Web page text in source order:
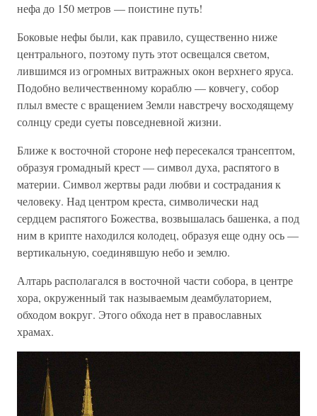
нефа до 150 метров — поистине путь!
Боковые нефы были, как правило, существенно ниже
центрального, поэтому путь этот освещался светом,
лившимся из огромных витражных окон верхнего яруса.
Подобно величественному кораблю — ковчегу, собор
плыл вместе с вращением Земли навстречу восходящему
солнцу среди суеты повседневной жизни.
Ближе к восточной стороне неф пересекался трансептом,
образуя громадный крест — символ духа, распятого в
материи. Символ жертвы ради любви и сострадания к
человеку. Над центром креста, символически над
сердцем распятого Божества, возвышалась башенка, а под
ним в крипте находился колодец, образуя еще одну ось —
вертикальную, соединявшую небо и землю.
Алтарь располагался в восточной части собора, в центре
хора, окруженный так называемым деамбулаторием,
обходом вокруг. Этого обхода нет в православных
храмах.